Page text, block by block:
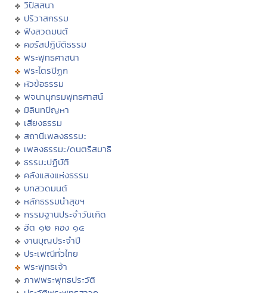
วิปัสสนา
ปริวาสกรรม
ฟังสวดมนต์
คอร์สปฏิบัติธรรม
พระพุทธศาสนา
พระไตรปิฏก
หัวข้อธรรม
พจนานุกรมพุทธศาสน์
มิลินทปัญหา
เสียงธรรม
สถานีเพลงธรรมะ
เพลงธรรมะ/ดนตรีสมาธิ
ธรรมะปฏิบัติ
คลังแสงแห่งธรรม
บทสวดมนต์
หลักธรรมนำสุขฯ
กรรมฐานประจำวันเกิด
ฮีต ๑๒ คอง ๑๔
งานบุญประจำปี
ประเพณีทั่วไทย
พระพุทธเจ้า
ภาพพระพุทธประวัติ